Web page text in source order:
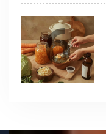
6